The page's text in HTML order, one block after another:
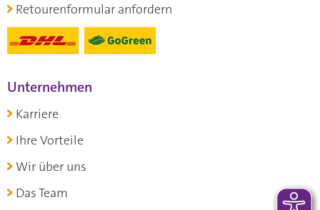
Retourenformular anfordern
Unternehmen
Karriere
Ihre Vorteile
Wir über uns
Das Team